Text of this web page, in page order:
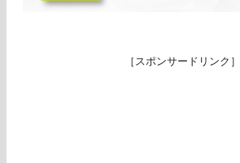
［スポンサードリンク］